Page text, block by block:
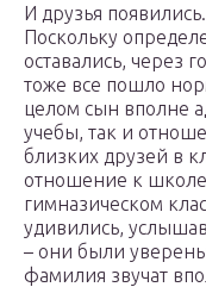
И друзья появились.
Поскольку
оставались, через
тоже все пошло
целом сын вполне
учебы, так и
близких друзей в
отношение к школе
гимназическом
удивились,
– они были
фамилия звучат